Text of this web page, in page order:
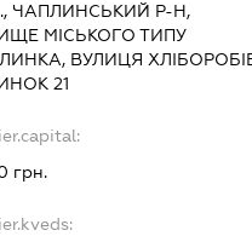
ЧАПЛИНСЬКИЙ Р-Н,
МІСЬКОГО ТИПУ
ВУЛИЦЯ
21
грн.